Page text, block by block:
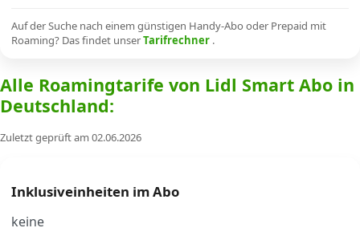
Internet, TV, Telefon
Kombi-Angebote
News
Auf der Suche nach einem günstigen Handy-Abo oder Prepaid mit
Roaming? Das findet unserTarifrechner .
Alle Roamingtarife von Lidl Smart Abo in
Deutschland:
Zuletzt geprüft am 02.06.2026
Inklusiveinheiten im Abo
keine